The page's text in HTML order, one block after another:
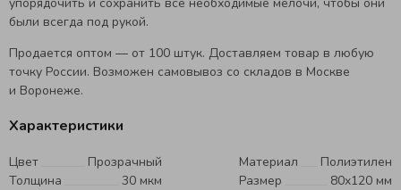
были всегда под рукой.
Продается оптом — от 100 штук. Доставляем товар в любую
точку России. Возможен самовывоз со складов в Москве
и Воронеже.
Характеристики
Цвет Прозрачный Материал
Полиэтилен
Толщина
30 мкм Размер 80x120 мм